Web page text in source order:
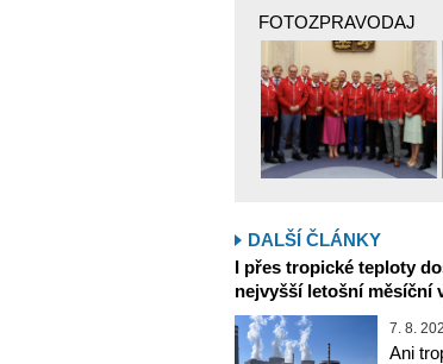
FOTOZPRAVODAJ
DALŠÍ ČLÁNKY
I přes tropické teploty
nejvyšší letošní měsíční
7. 8.
Ani